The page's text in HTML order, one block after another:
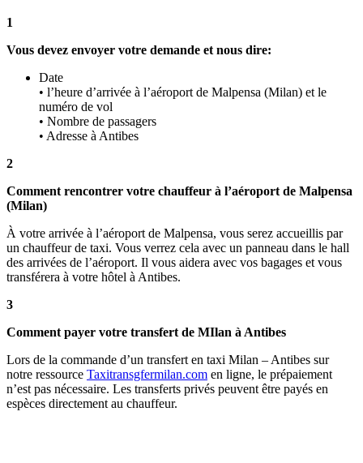
1
Vous devez envoyer votre demande et nous dire:
Date
• l’heure d’arrivée à l’aéroport de Malpensa (Milan) et le
numéro de vol
• Nombre de passagers
• Adresse à Antibes
2
Comment rencontrer votre chauffeur à l’aéroport de Malpensa
(Milan)
À votre arrivée à l’aéroport de Malpensa, vous serez accueillis par
un chauffeur de taxi. Vous verrez cela avec un panneau dans le hall
des arrivées de l’aéroport. Il vous aidera avec vos bagages et vous
transférera à votre hôtel à Antibes.
3
Comment payer votre transfert de MIlan à Antibes
Lors de la commande d’un transfert en taxi Milan – Antibes sur
notre ressource Taxitransgfermilan.com en ligne, le prépaiement
n’est pas nécessaire. Les transferts privés peuvent être payés en
espèces directement au chauffeur.